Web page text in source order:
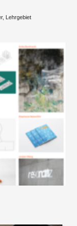
Lehrgebiet